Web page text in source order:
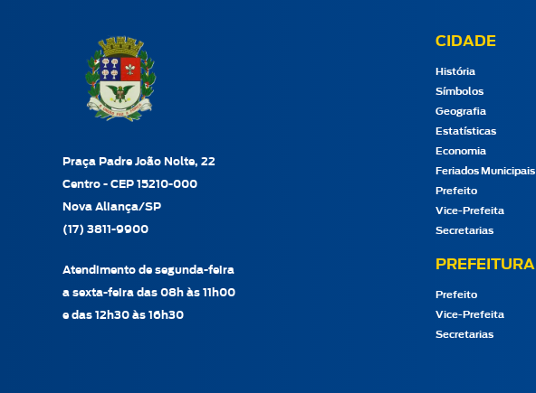
Praça Padre João Nolte, 22
Centro - CEP 15210-000
Nova Aliança/SP
(17) 3811-9900
Atendimento de segunda-feira
a sexta-feira das 08h às 11h00
e das 12h30 às 16h30
CIDADE
História
Símbolos
Geografia
Estatísticas
Economia
Feriados Municipais
Prefeito
Vice-Prefeita
Secretarias
PREFEITURA
Prefeito
Vice-Prefeita
Secretarias